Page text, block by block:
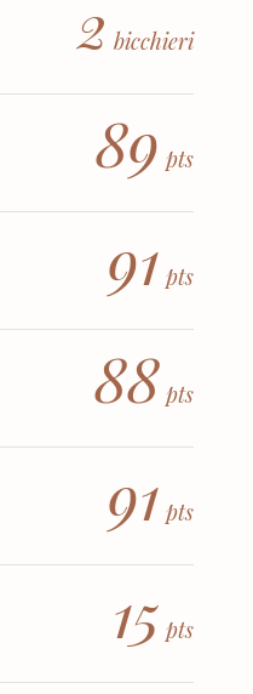
2 bicchieri
89 pts
91 pts
88 pts
91 pts
15 pts